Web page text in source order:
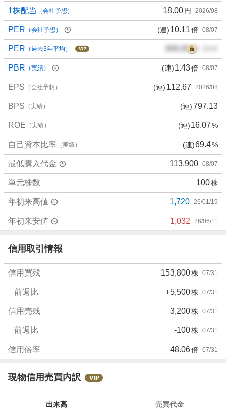
1株配当 （会社予想） 18.00円 2026/08
PER （会社予想） (連)10.11倍 08/07
PER （過去3年平均） 000.00倍
PBR （実績） (連)1.43倍 08/07
EPS （会社予想） (連) 112.67 2026/08
BPS （実績） (連)797.13
ROE （実績） (連)16.07%
自己資本比率 （実績） (連)69.4%
最低購入代金 113,900 08/07
単元株数 100株
年初来高値 1,720 26/01/19
年初来安値 1,032 26/06/11
信用取引情報
信用買残 153,800株 07/31
前週比 +5,500株 07/31
信用売残 3,200株 07/31
前週比 -100株 07/31
信用倍率 48.06倍 07/31
現物信用売買内訳
出来高 売買代金